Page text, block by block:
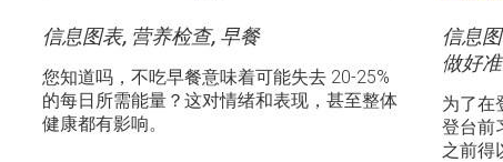
信息图表, 营养检查, 早餐
您知道吗，不吃早餐意味着可能失去 20-25%
的每日所需能量？这对情绪和表现，甚至整体
健康都有影响。
信息
做好
为了在
登台前
之前得